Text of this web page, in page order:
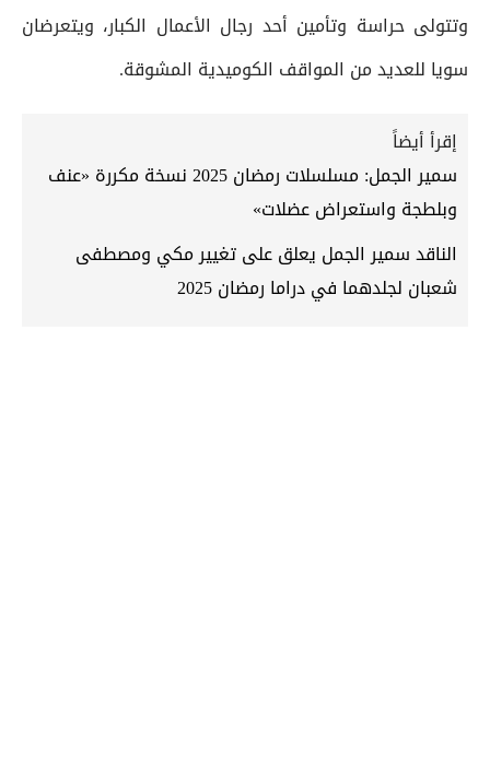
وتتولى حراسة وتأمين أحد رجال الأعمال الكبار، ويتعرضان
سويا للعديد من المواقف الكوميدية المشوقة.
إقرأ أيضاً
سمير الجمل: مسلسلات رمضان 2025 نسخة مكررة «عنف
وبلطجة واستعراض عضلات»
الناقد سمير الجمل يعلق على تغيير مكي ومصطفى
شعبان لجلدهما في دراما رمضان 2025